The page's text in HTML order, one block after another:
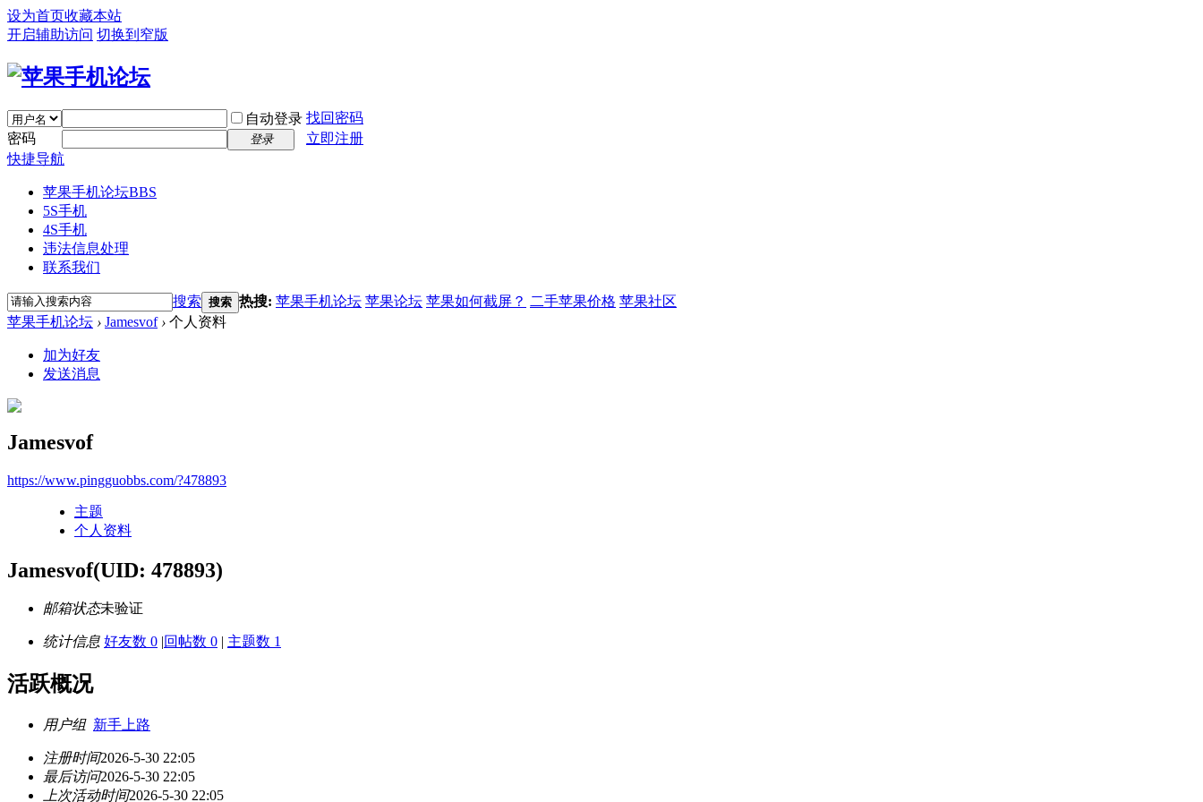
设为首页收藏本站
开启辅助访问 切换到窄版
自动登录 找回密码
密码
登录
立即注册
快捷导航
苹果手机论坛BBS
5S手机
4S手机
违法信息处理
联系我们
搜索 搜索 热搜: 苹果手机论坛 苹果论坛 苹果如何截屏？ 二手苹果价格 苹果社区
苹果手机论坛 › Jamesvof › 个人资料
加为好友
发送消息
Jamesvof
https://www.pingguobbs.com/?478893
主题
个人资料
Jamesvof(UID: 478893)
邮箱状态未验证
统计信息 好友数 0 |回帖数 0 | 主题数 1
活跃概况
用户组 新手上路
注册时间2026-5-30 22:05
最后访问2026-5-30 22:05
上次活动时间2026-5-30 22:05